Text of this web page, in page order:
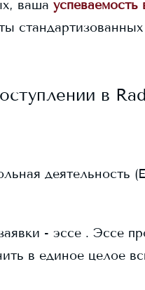
ваша
в
- эссе . Эссе
в единое целое